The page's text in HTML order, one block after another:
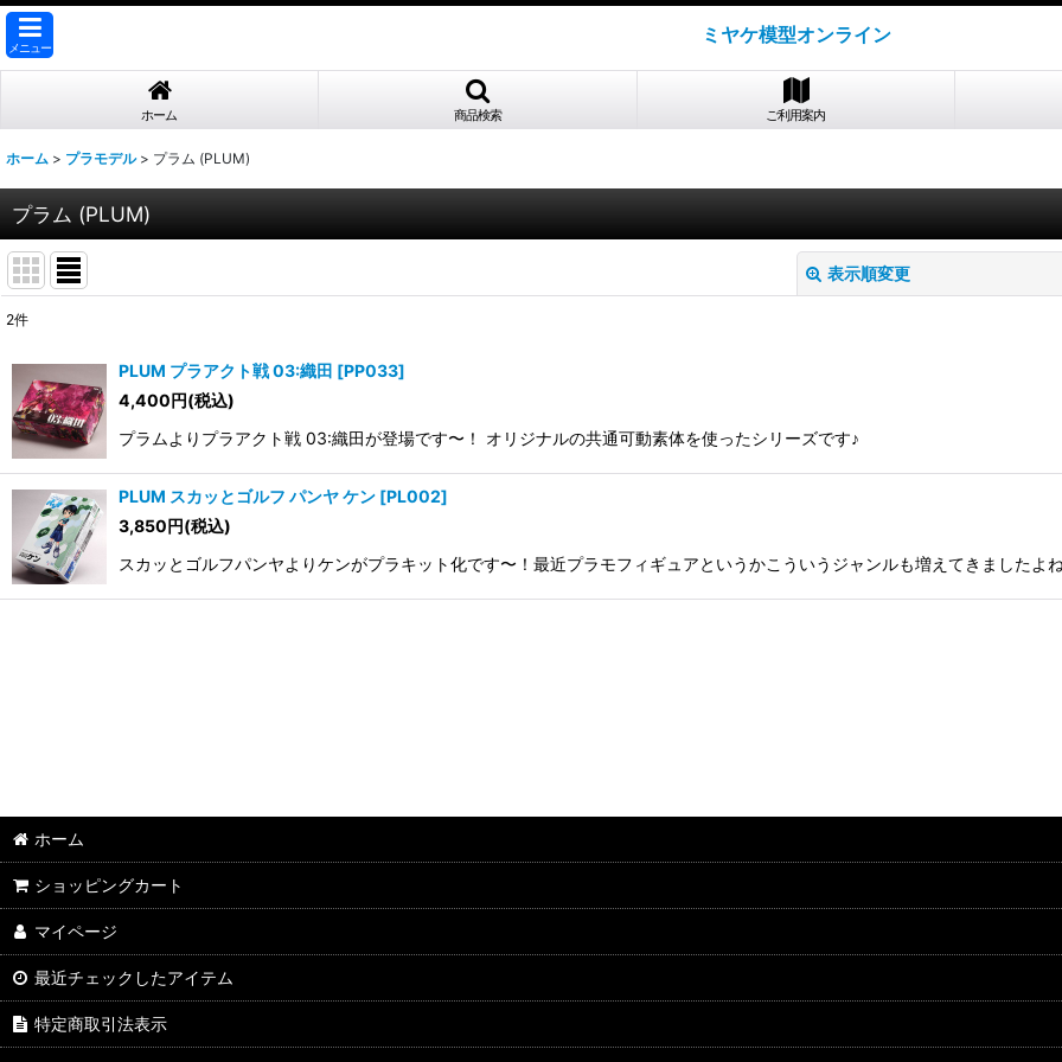
メニュー
ミヤケ模型オンライン
ホーム 商品検索 ご利用案内
ホーム > プラモデル > プラム (PLUM)
プラム (PLUM)
表示順変更
並び順:
絞り込む
2件
PLUM プラアクト戦 03:織田 [PP033]
4,400円(税込)
プラムよりプラアクト戦 03:織田が登場です〜！ オリジナルの共通可動素体を使ったシリーズです♪
PLUM スカッとゴルフ パンヤ ケン [PL002]
3,850円(税込)
スカッとゴルフパンヤよりケンがプラキット化です〜！最近プラモフィギュアというかこういうジャンルも増えてきましたよ
ホーム
ショッピングカート
マイページ
最近チェックしたアイテム
特定商取引法表示